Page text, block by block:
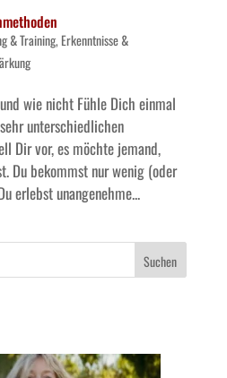
& Training, Erkenntnisse &
wie nicht Fühle Dich einmal
unterschiedlichen
Dir vor, es möchte jemand,
Du bekommst nur wenig (oder
erlebst unangenehme...
Suchen